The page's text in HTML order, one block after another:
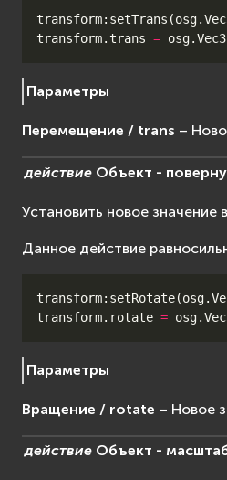
transform: setTrans (osg.
transform. trans = osg.Vec3
Параметры
Перемещение / trans –
действие Объект -
Установить новое
Данное действие
transform: setRotate(osg.
transform. rotate = osg.
Параметры
Вращение / rotate – Новое
действие Объект -